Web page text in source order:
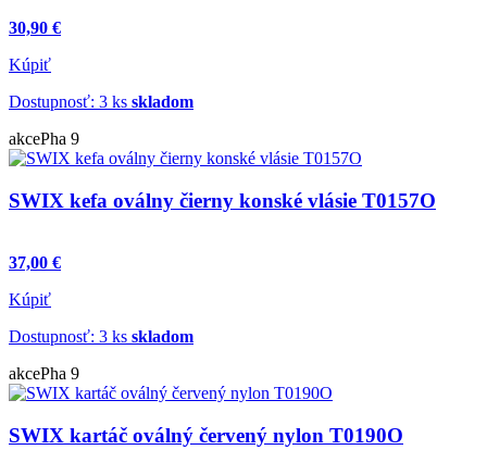
30,90 €
Kúpiť
Dostupnosť: 3 ks skladom
akcePha 9
SWIX kefa oválny čierny konské vlásie T0157O
37,00 €
Kúpiť
Dostupnosť: 3 ks skladom
akcePha 9
SWIX kartáč oválný červený nylon T0190O